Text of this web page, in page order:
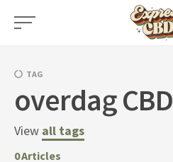
Skip
TAG
overdag CBD
View all tags
0Articles